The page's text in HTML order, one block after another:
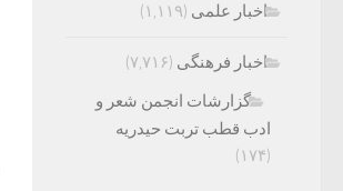
اخبار علمی (۱,۱۱۹)
اخبار فرهنگی (۷,۷۱۶)
گزارشات انجمن شعر و
ادب قطب تربت حیدریه
(۱۷۴)